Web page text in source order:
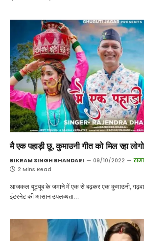
मै एक पहाड़ी छू, कुमाउनी गीत को मिल रहा लोगो
BIKRAM SINGH BHANDARI 09/10/2022
2 Mins Read
आजकल यूट्यूब के जमाने में एक से बढ़कर एक कुमाउनी,
इंटरनेट की आसान उपलब्धता…